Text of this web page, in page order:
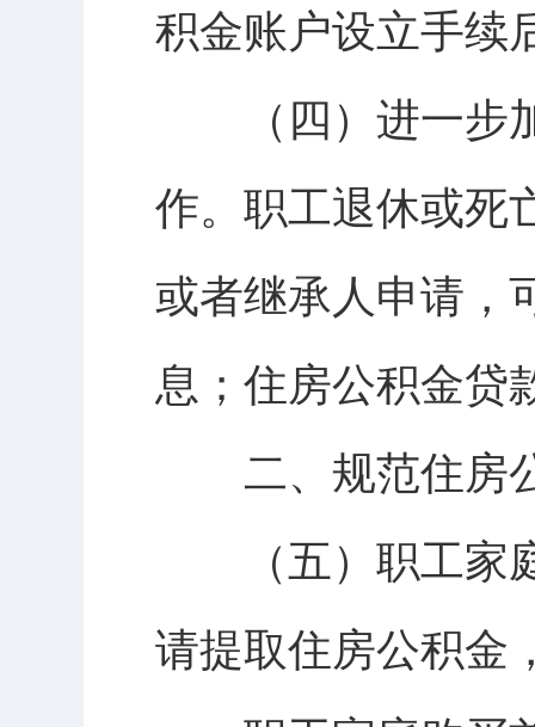
积金账户设立手续
（四）进一步加
作。职工退休或死
或者继承人申请，
息；住房公积金贷
二、规范住房
（五）职工家庭
请提取住房公积金